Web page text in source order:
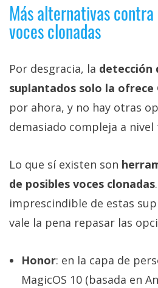
Más alternativas
voces clonadas
Por desgracia, la detección
suplantados solo la ofrece
por ahora, y no hay otras
demasiado compleja a nivel
Lo que sí existen son
de posibles voces clonadas
imprescindible de estas
vale la pena repasar las
Honor: en la capa de
MagicOS 10 (basada en